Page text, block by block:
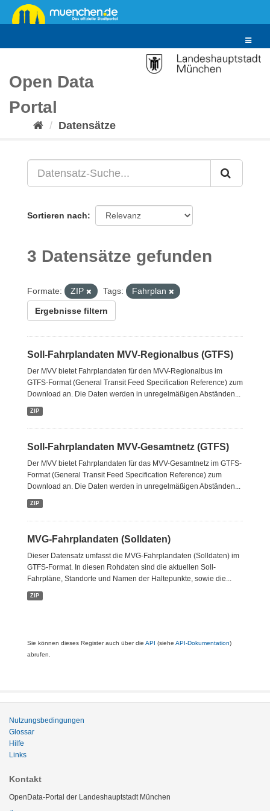
Überspringen
zum
Toggle
Open Data
Portal
Datensätze
Sortieren nach
3 Datensätze gefunden
Formate: ZIP Tags: Fahrplan
Ergebnisse filtern
Soll-Fahrplandaten MVV-Regionalbus (GTFS)
Der MVV bietet Fahrplandaten für den MVV-Regionalbus im
GTFS-Format (General Transit Feed Specification Reference) zum
Download an. Die Daten werden in unregelmäßigen Abständen...
ZIP
Soll-Fahrplandaten MVV-Gesamtnetz (GTFS)
Der MVV bietet Fahrplandaten für das MVV-Gesamtnetz im GTFS-
Format (General Transit Feed Specification Reference) zum
Download an. Die Daten werden in unregelmäßigen Abständen...
ZIP
MVG-Fahrplandaten (Solldaten)
Dieser Datensatz umfasst die MVG-Fahrplandaten (Solldaten) im
GTFS-Format. In diesen Rohdaten sind die aktuellen Soll-
Fahrpläne, Standorte und Namen der Haltepunkte, sowie die...
ZIP
Sie können dieses Register auch über die API (siehe API-Dokumentation)
abrufen.
Nutzungsbedingungen
Glossar
Hilfe
Links
Kontakt
OpenData-Portal der Landeshauptstadt München